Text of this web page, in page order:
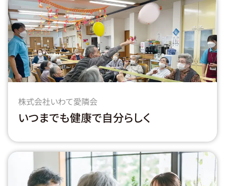
株式会社いわて愛隣会
いつまでも健康で自分らしく